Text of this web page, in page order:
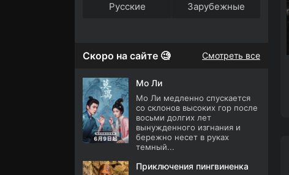
Русские
Зарубежные
Скоро на сайте 🧐 Смотреть все
Мо Ли
Мо Ли медленно спускается
со склонов высоких гор после
восьми долгих лет
вынужденного изгнания и
бережно несет в руках
темный...
Приключения пингвиненка